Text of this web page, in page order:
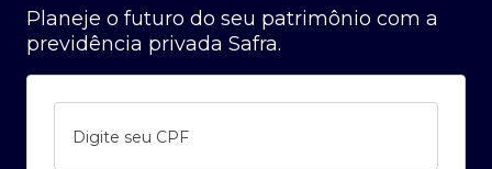
Planeje o futuro do seu patrimônio com a
previdência privada Safra.
Digite seu CPF